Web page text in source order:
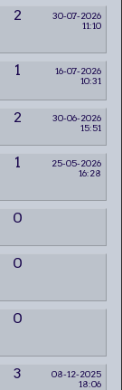
2
30-07-2026
11:10
1
16-07-2026
10:31
2
30-06-2026
15:51
1
25-05-2026
16:28
0
0
0
3
08-12-2025
18:06